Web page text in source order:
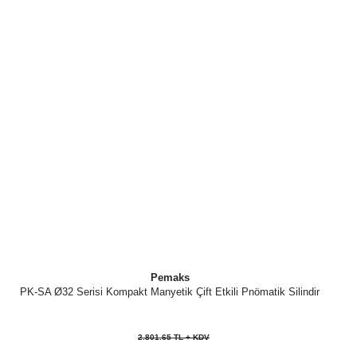
Pemaks
PK-SA Ø32 Serisi Kompakt Manyetik Çift Etkili Pnömatik Silindir
2.801,65 TL + KDV